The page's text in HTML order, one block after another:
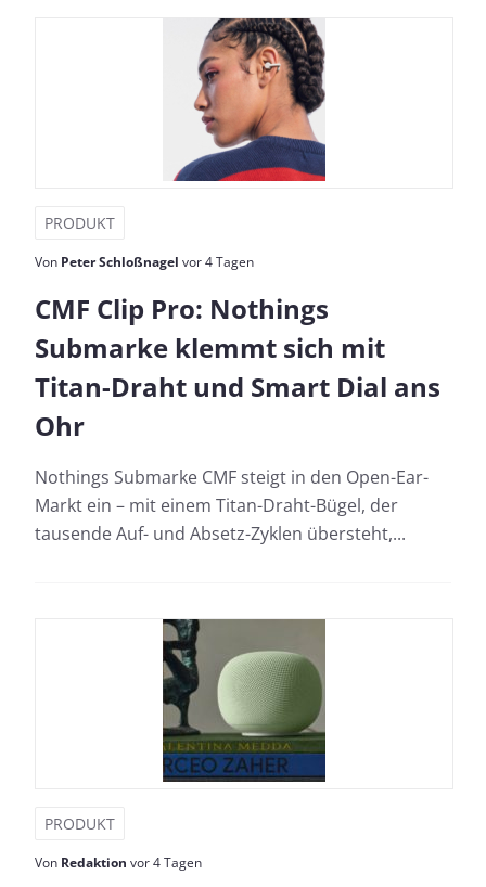
PRODUKT
Von Peter Schloßnagel vor 4 Tagen
CMF Clip Pro: Nothings
Submarke klemmt sich mit
Titan-Draht und Smart Dial ans
Ohr
Nothings Submarke CMF steigt in den Open-Ear-
Markt ein – mit einem Titan-Draht-Bügel, der
tausende Auf- und Absetz-Zyklen übersteht,...
PRODUKT
Von Redaktion vor 4 Tagen